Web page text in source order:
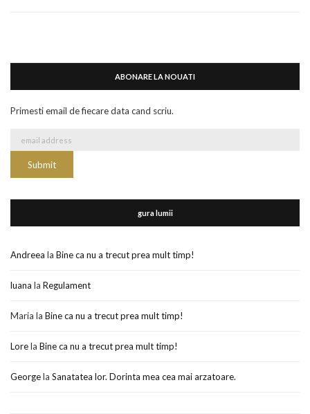
ABONARE LA NOUATI
Primesti email de fiecare data cand scriu.
gura lumii
Andreea la Bine ca nu a trecut prea mult timp!
luana la Regulament
Maria la Bine ca nu a trecut prea mult timp!
Lorela Bine ca nu a trecut prea mult timp!
Georgela Sanatatea lor. Dorinta mea cea mai arzatoare.